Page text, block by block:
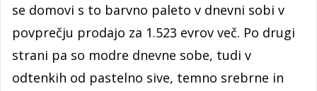
se domovi s to barvno paleto v dnevni sobi v
povprečju prodajo za 1.523 evrov več. Po drugi
strani pa so modre dnevne sobe, tudi v
odtenkih od pastelno sive, temno srebrne in